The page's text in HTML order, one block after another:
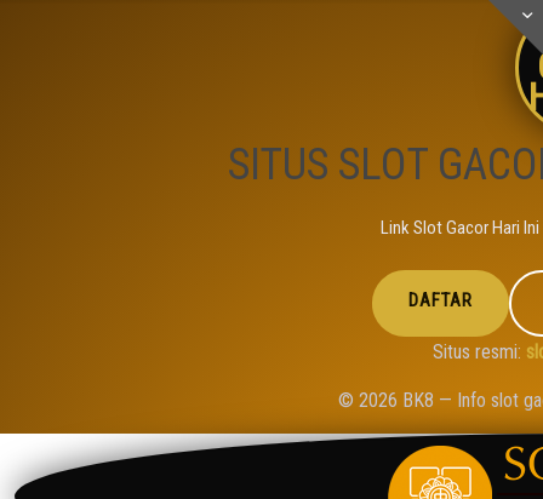
SITUS SLOT
Link Slot Gacor Hari Ini
DAFTAR
Situs resmi:
© 2026 BK8 — Info slot